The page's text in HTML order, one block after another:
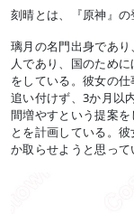
刻晴とは、『原神』の
璃月の名門出身であ
人であり、国のため
をしている。彼女の
追い付けず、3か月以
間増やすという提案
とを計画している。
か取らせようと思って